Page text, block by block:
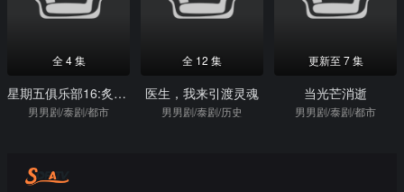
全 4 集
星期五俱乐部16:炙烈爱情之继父爱我
男男剧/泰剧/都市
全 12 集
医生，我来引渡灵魂
男男剧/泰剧/历史
更新至 7 集
当光芒消逝
男男剧/泰剧/都市